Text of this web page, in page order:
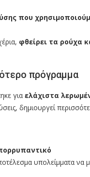
που
φθείρει τα ρούχα
πρόγραμμα
για ελάχιστα
δημιουργεί
υπολείμματα να